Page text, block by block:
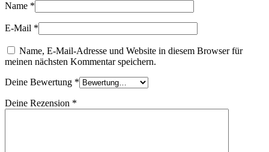
Name *
E-Mail *
Name, E-Mail-Adresse und Website in diesem Browser für
meinen nächsten Kommentar speichern.
Deine Bewertung *
Deine Rezension *